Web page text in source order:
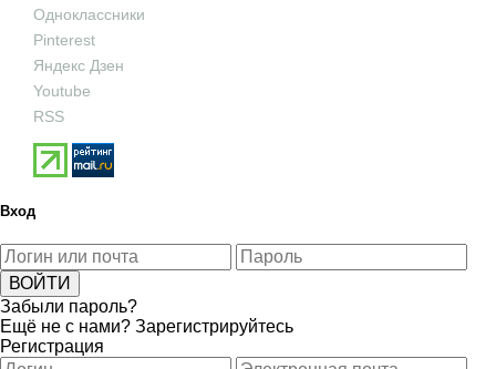
Одноклассники
Pinterest
Яндекс Дзен
Youtube
RSS
Вход
Забыли пароль?
Ещё не с нами? Зарегистрируйтесь
Регистрация